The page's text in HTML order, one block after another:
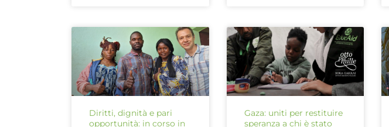
Diritti, dignità e pari
opportunità: in corso in
Gaza: uniti per restituire
speranza a chi è stato